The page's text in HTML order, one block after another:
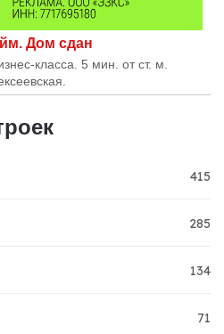
Дом сдан
класса. 5 мин. от ст. м.
415
285
134
71